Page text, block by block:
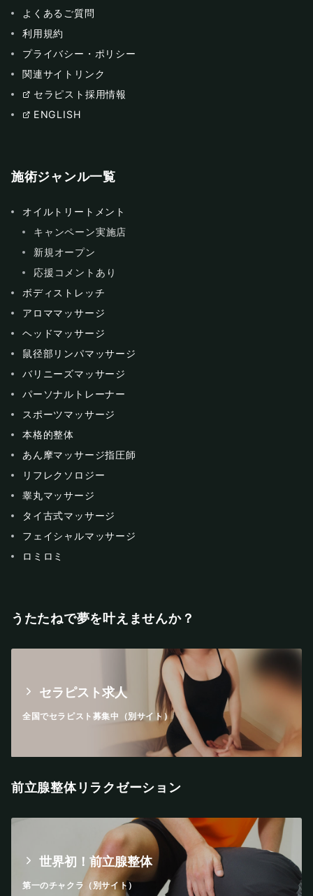
よくあるご質問
利用規約
プライバシー・ポリシー
関連サイトリンク
セラピスト採用情報
ENGLISH
施術ジャンル一覧
オイルトリートメント
キャンペーン実施店
新規オープン
応援コメントあり
ボディストレッチ
アロママッサージ
ヘッドマッサージ
鼠径部リンパマッサージ
バリニーズマッサージ
パーソナルトレーナー
スポーツマッサージ
本格的整体
あん摩マッサージ指圧師
リフレクソロジー
睾丸マッサージ
タイ古式マッサージ
フェイシャルマッサージ
ロミロミ
うたたねで夢を叶えませんか？
セラピスト求人
全国でセラピスト募集中（別サイト）
前立腺整体リラクゼーション
世界初！前立腺整体
第一のチャクラ（別サイト）